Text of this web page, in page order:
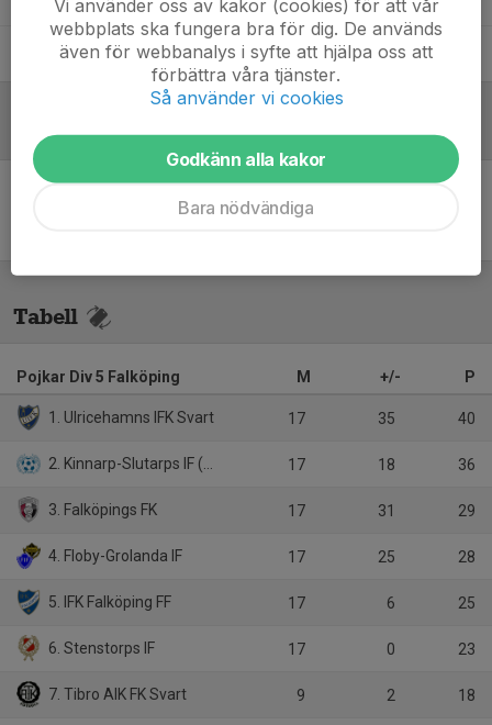
Patrik ÅgrenLedare
Referat
Inget referat skrivet
Tabell
Pojkar Div 5 Falköping M +/- P
1. Ulricehamns IFK Svart 17 35 40
2. Kinnarp-Slutarps IF (9:9) 17 18 36
3. Falköpings FK 17 31 29
4. Floby-Grolanda IF 17 25 28
5. IFK Falköping FF 17 6 25
6. Stenstorps IF 17 0 23
7. Tibro AIK FK Svart 9 2 18
Vi använder oss av kakor (cookies) för att vår
webbplats ska fungera bra för dig. De används
även för webbanalys i syfte att hjälpa oss att
förbättra våra tjänster.
Så använder vi cookies
Godkänn alla kakor
Bara nödvändiga